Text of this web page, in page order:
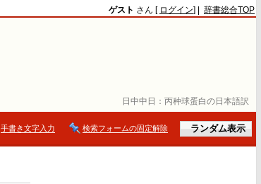
日中中日： 丙种球蛋白の日本語訳
ゲスト さん [ ログイン] | 辞書総合TOP
手書き文字入力 検索フォームの固定解除